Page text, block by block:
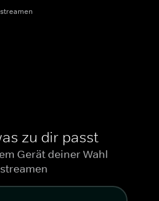
streamen
zu dir passt
Gerät deiner Wahl
streamen